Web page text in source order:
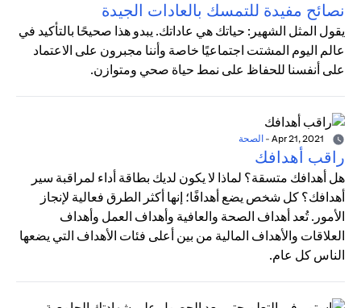
نصائح مفيدة للتمسك بالعادات الجيدة
يقول المثل الشهير: حياتك هي عاداتك. يبدو هذا صحيحًا بالتأكيد في
عالم اليوم المشتت اجتماعيًا خاصة وأننا مجبرون على الاعتماد
على أنفسنا للحفاظ على نمط حياة صحي ومتوازن.
- الصحة
راقب أهدافك
هل أهدافك متسقة؟ لماذا لا يكون لديك بطاقة أداء لمراقبة سير
أهدافك؟ كل شخص يضع أهدافًا؛ إنها أكثر الطرق فعالية لإنجاز
الأمور. تُعد أهداف الصحة والعافية وأهداف العمل وأهداف
العلاقات والأهداف المالية من بين أعلى فئات الأهداف التي يضعها
الناس كل عام.